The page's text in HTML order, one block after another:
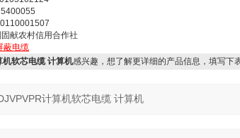
献农村信用合作社
蔽电缆
软芯电缆 计算机感兴趣，想了解更详细的产品信息，填写下